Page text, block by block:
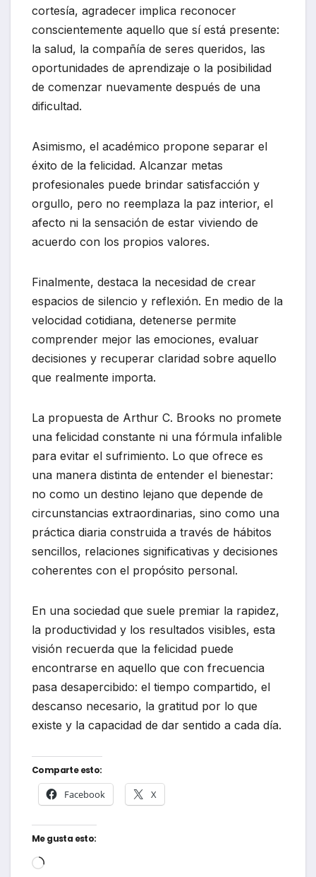
cortesía, agradecer implica reconocer
conscientemente aquello que sí está presente:
la salud, la compañía de seres queridos, las
oportunidades de aprendizaje o la posibilidad
de comenzar nuevamente después de una
dificultad.
Asimismo, el académico propone separar el
éxito de la felicidad. Alcanzar metas
profesionales puede brindar satisfacción y
orgullo, pero no reemplaza la paz interior, el
afecto ni la sensación de estar viviendo de
acuerdo con los propios valores.
Finalmente, destaca la necesidad de crear
espacios de silencio y reflexión. En medio de la
velocidad cotidiana, detenerse permite
comprender mejor las emociones, evaluar
decisiones y recuperar claridad sobre aquello
que realmente importa.
La propuesta de Arthur C. Brooks no promete
una felicidad constante ni una fórmula infalible
para evitar el sufrimiento. Lo que ofrece es
una manera distinta de entender el bienestar:
no como un destino lejano que depende de
circunstancias extraordinarias, sino como una
práctica diaria construida a través de hábitos
sencillos, relaciones significativas y decisiones
coherentes con el propósito personal.
En una sociedad que suele premiar la rapidez,
la productividad y los resultados visibles, esta
visión recuerda que la felicidad puede
encontrarse en aquello que con frecuencia
pasa desapercibido: el tiempo compartido, el
descanso necesario, la gratitud por lo que
existe y la capacidad de dar sentido a cada día.
Comparte esto:
Facebook X
Me gusta esto:
Cargando...